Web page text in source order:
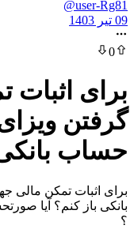
اثبات
ویزای
باز
تمکن مالی جهت گرفتن
کنم؟ آیا صورتحساب